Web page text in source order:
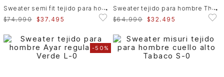
S
weater semi fit tejido para hombre Oroa
$74.990 $37. 495
S
weater tejido para hombre Thani
$64.990 $32 . 495
-50%